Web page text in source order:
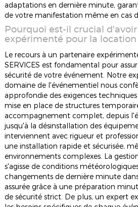
adaptations en dernière minute,
de votre manifestation même en cas
Pourquoi est-il crucial
expérimenté pour la
Le recours à un partenaire
SERVICES est fondamental pour
sécurité de votre événement. Notre
domaine de l'événementiel nous
approfondie des exigences
mise en place de structures
accompagnement complet, depuis
jusqu'à la désinstallation des
interviennent avec rigueur et
une installation rapide et sécurisée,
environnements complexes. La
s'agisse de conditions
changements de dernière minute
assurée grâce à une préparation
de sécurité strict. De plus, un expert